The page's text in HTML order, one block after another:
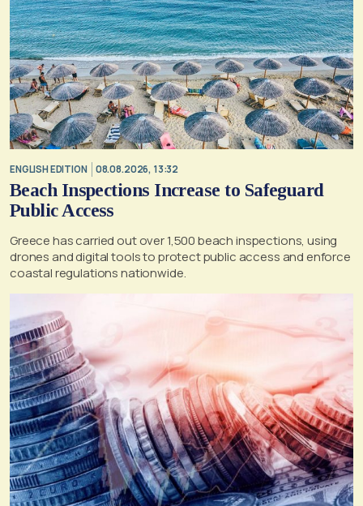
ENGLISH EDITION 08.08.2026, 13:32
Beach Inspections Increase to Safeguard
Public Access
Greece has carried out over 1,500 beach inspections, using
drones and digital tools to protect public access and enforce
coastal regulations nationwide.